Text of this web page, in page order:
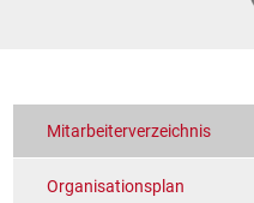
Mitarbeiterverzeichnis
Organisationsplan